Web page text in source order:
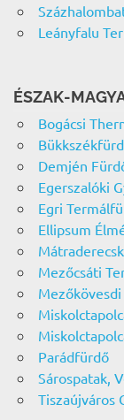
Leányfalu
ÉSZAK-
Bogácsi
Demjén
Egerszalóki
Egri
Ellipsum
Mezőcsáti
Parádfürdő
Sárospatak,
Tiszaújváros